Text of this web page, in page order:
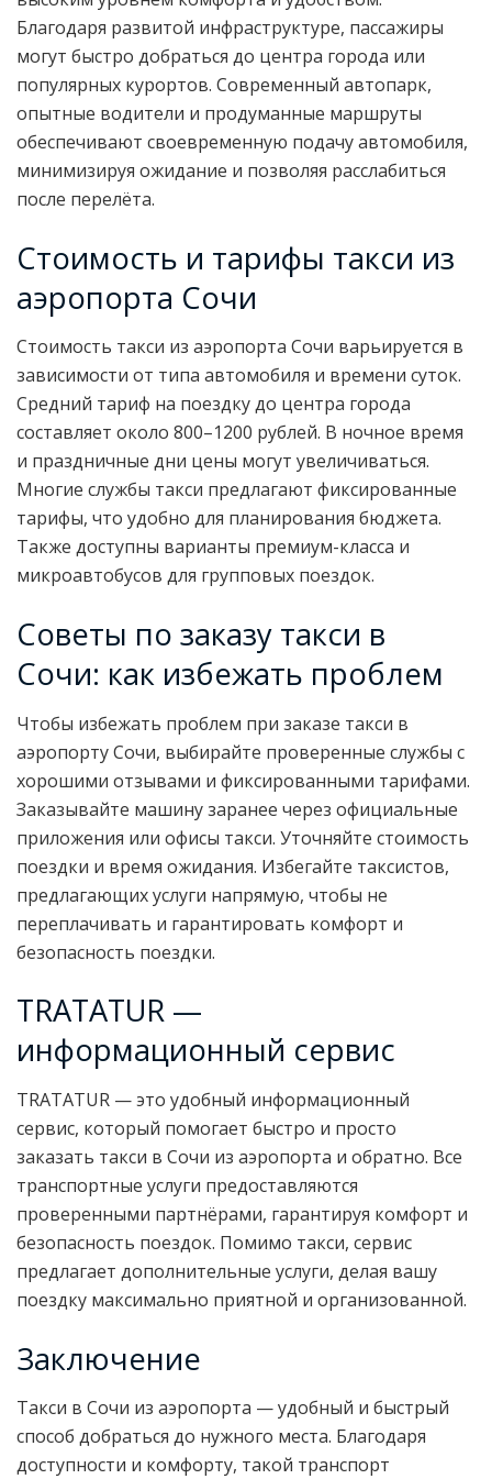
Благодаря развитой инфраструктуре, пассажиры
могут быстро добраться до центра города или
популярных курортов. Современный автопарк,
опытные водители и продуманные маршруты
обеспечивают своевременную подачу автомобиля,
минимизируя ожидание и позволяя расслабиться
после перелёта.
Стоимость и тарифы такси из
аэропорта Сочи
Стоимость такси из аэропорта Сочи варьируется в
зависимости от типа автомобиля и времени суток.
Средний тариф на поездку до центра города
составляет около 800–1200 рублей. В ночное время
и праздничные дни цены могут увеличиваться.
Многие службы такси предлагают фиксированные
тарифы, что удобно для планирования бюджета.
Также доступны варианты премиум-класса и
микроавтобусов для групповых поездок.
Советы по заказу такси в
Сочи: как избежать проблем
Чтобы избежать проблем при заказе такси в
аэропорту Сочи, выбирайте проверенные службы с
хорошими отзывами и фиксированными тарифами.
Заказывайте машину заранее через официальные
приложения или офисы такси. Уточняйте стоимость
поездки и время ожидания. Избегайте таксистов,
предлагающих услуги напрямую, чтобы не
переплачивать и гарантировать комфорт и
безопасность поездки.
TRATATUR —
информационный сервис
TRATATUR — это удобный информационный
сервис, который помогает быстро и просто
заказать такси в Сочи из аэропорта и обратно. Все
транспортные услуги предоставляются
проверенными партнёрами, гарантируя комфорт и
безопасность поездок. Помимо такси, сервис
предлагает дополнительные услуги, делая вашу
поездку максимально приятной и организованной.
Заключение
Такси в Сочи из аэропорта — удобный и быстрый
способ добраться до нужного места. Благодаря
доступности и комфорту, такой транспорт